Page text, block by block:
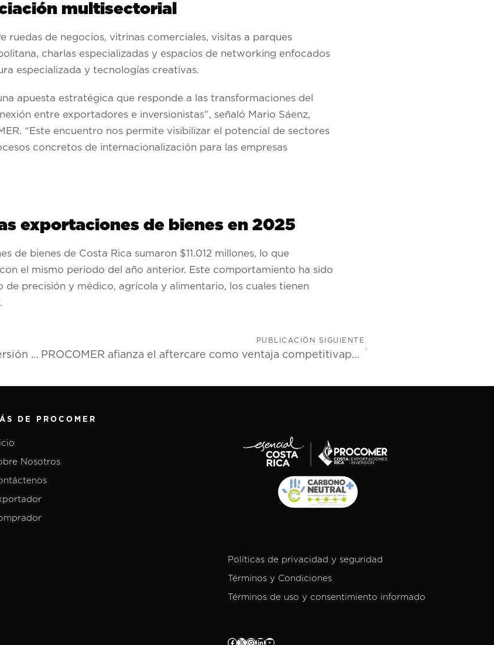
multisectorial
ruedas de negocios, vitrinas comerciales, visitas a parques
charlas especializadas y espacios de networking enfocados
especializada y tecnologías creativas.
apuesta estratégica que responde a las transformaciones del
entre exportadores e inversionistas”, señaló Mario Sáenz,
“Este encuentro nos permite visibilizar el potencial de sectores
concretos de internacionalización para las empresas
exportaciones de bienes en 2025
de bienes de Costa Rica sumaron $11.012 millones, lo que
el mismo periodo del año anterior. Este comportamiento ha sido
precisión y médico, agrícola y alimentario, los cuales tienen
PROCOMER sostiene encuentros clave para atraer inversión agroindustrial desde Colombia y Ecuador
PUBLICACIÓN SIGUIENTE
PROCOMER afianza el aftercare como ventaja competitivapara la inversión extranjera
DE PROCOMER
Nosotros
Políticas de privacidad y seguridad
Términos y Condiciones
Términos de uso y consentimiento informado